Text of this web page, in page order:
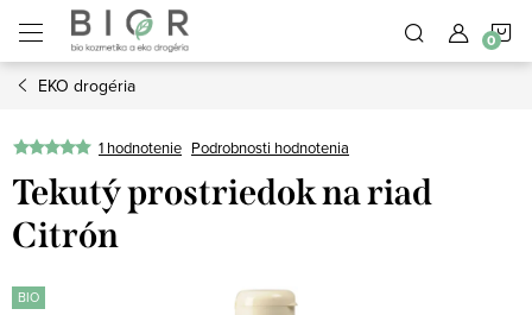
obsah
EKO drogéria
1 hodnotenie Podrobnosti hodnotenia
Tekutý prostriedok na riad
Citrón
BIO